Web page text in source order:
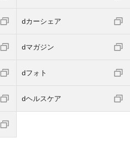
dカーシェア
dマガジン
dフォト
dヘルスケア